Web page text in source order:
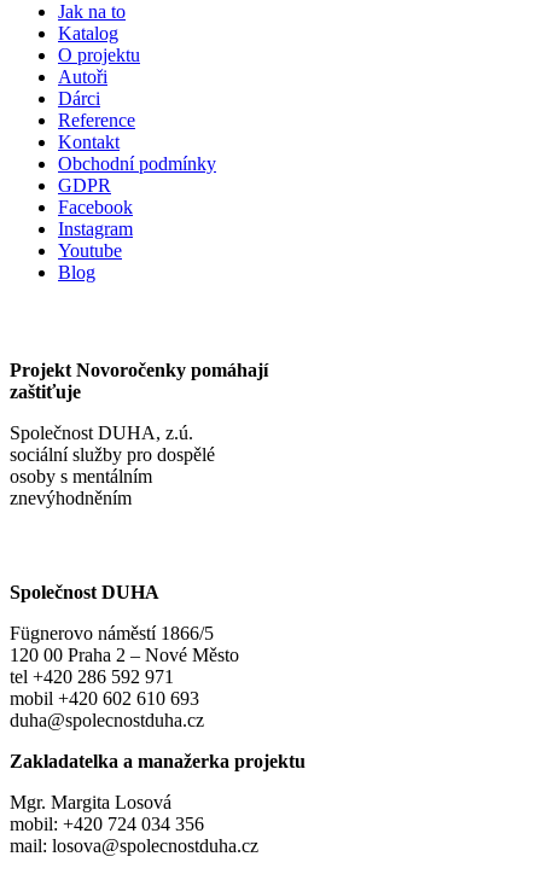
Jak na to
Katalog
O projektu
Autoři
Dárci
Reference
Kontakt
Obchodní podmínky
GDPR
Facebook
Instagram
Youtube
Blog
Projekt Novoročenky pomáhají
zaštiťuje
Společnost DUHA, z.ú.
sociální služby pro dospělé
osoby s mentálním
znevýhodněním
Společnost DUHA
Fügnerovo náměstí 1866/5
120 00 Praha 2 – Nové Město
tel +420 286 592 971
mobil +420 602 610 693
duha@spolecnostduha.cz
Zakladatelka a manažerka projektu
Mgr. Margita Losová
mobil: +420 724 034 356
mail: losova@spolecnostduha.cz